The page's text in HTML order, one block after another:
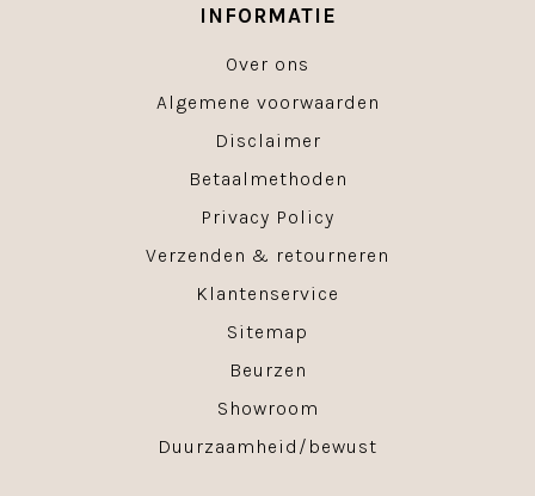
INFORMATIE
Over ons
Algemene voorwaarden
Disclaimer
Betaalmethoden
Privacy Policy
Verzenden & retourneren
Klantenservice
Sitemap
Beurzen
Showroom
Duurzaamheid/bewust